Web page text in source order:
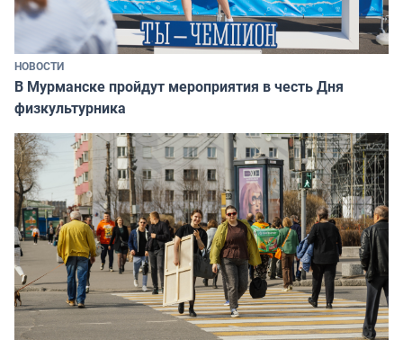
НОВОСТИ
В Мурманске пройдут мероприятия в честь Дня
физкультурника